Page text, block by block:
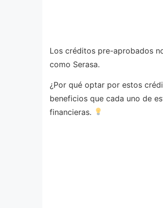
Los créditos pre-aprobados
como Serasa.
¿Por qué optar por estos
beneficios que cada uno de
financieras.